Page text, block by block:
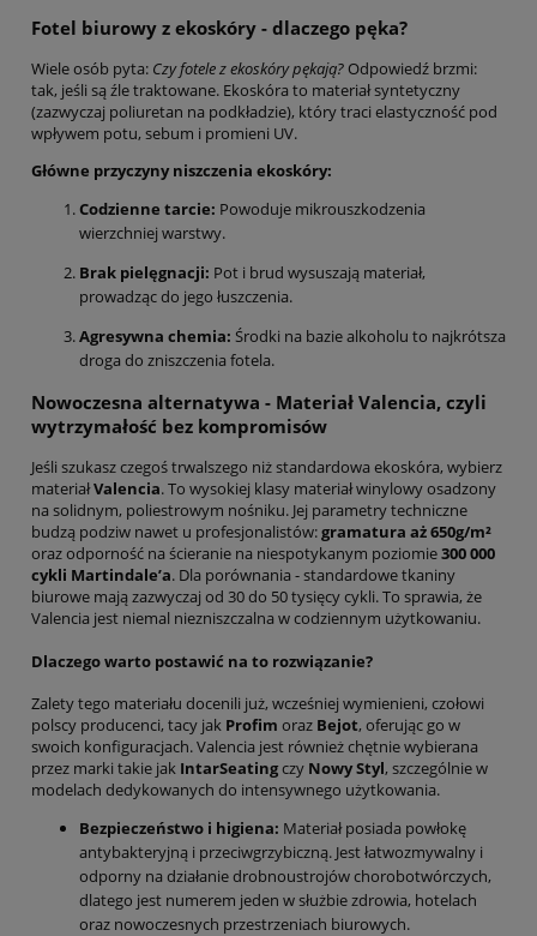
Fotel biurowy z ekoskóry - dlaczego pęka?
Wiele osób pyta: Czy fotele z ekoskóry pękają? Odpowiedź brzmi:
tak, jeśli są źle traktowane. Ekoskóra to materiał syntetyczny
(zazwyczaj poliuretan na podkładzie), który traci elastyczność pod
wpływem potu, sebum i promieni UV.
Główne przyczyny niszczenia ekoskóry:
Codzienne tarcie: Powoduje mikrouszkodzenia
wierzchniej warstwy.
Brak pielęgnacji: Pot i brud wysuszają materiał,
prowadząc do jego łuszczenia.
Agresywna chemia: Środki na bazie alkoholu to najkrótsza
droga do zniszczenia fotela.
Nowoczesna alternatywa - Materiał Valencia, czyli
wytrzymałość bez kompromisów
Jeśli szukasz czegoś trwalszego niż standardowa ekoskóra, wybierz
materiałValencia. To wysokiej klasy materiał winylowy osadzony
na solidnym, poliestrowym nośniku. Jej parametry techniczne
budzą podziw nawet u profesjonalistów:gramatura aż 650g/m²
oraz odporność na ścieranie na niespotykanym poziomie300 000
cykli Martindale’a. Dla porównania - standardowe tkaniny
biurowe mają zazwyczaj od 30 do 50 tysięcy cykli. To sprawia, że
Valencia jest niemal niezniszczalna w codziennym użytkowaniu.
Dlaczego warto postawić na to rozwiązanie?
Zalety tego materiału docenili już, wcześniej wymienieni, czołowi
polscy producenci, tacy jak Profim oraz Bejot, oferując go w
swoich konfiguracjach. Valencia jest również chętnie wybierana
przez marki takie jak IntarSeatingczy Nowy Styl, szczególnie w
modelach dedykowanych do intensywnego użytkowania.
Bezpieczeństwo i higiena: Materiał posiada powłokę
antybakteryjną i przeciwgrzybiczną. Jest łatwozmywalny i
odporny na działanie drobnoustrojów chorobotwórczych,
dlatego jest numerem jeden w służbie zdrowia, hotelach
oraz nowoczesnych przestrzeniach biurowych.